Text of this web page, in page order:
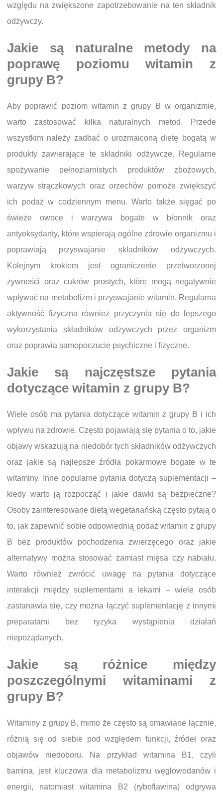
względu na zwiększone zapotrzebowanie na ten składnik
odżywczy.
Jakie są naturalne metody na
poprawę poziomu witamin z
grupy B?
Aby poprawić poziom witamin z grupy B w organizmie,
warto zastosować kilka naturalnych metod. Przede
wszystkim należy zadbać o urozmaiconą dietę bogatą w
produkty zawierające te składniki odżywcze. Regularne
spożywanie pełnoziarnistych produktów zbożowych,
warzyw strączkowych oraz orzechów pomoże zwiększyć
ich podaż w codziennym menu. Warto także sięgać po
świeże owoce i warzywa bogate w błonnik oraz
antyoksydanty, które wspierają ogólne zdrowie organizmu i
poprawiają przyswajanie składników odżywczych.
Kolejnym krokiem jest ograniczenie przetworzonej
żywności oraz cukrów prostych, które mogą negatywnie
wpływać na metabolizm i przyswajanie witamin. Regularna
aktywność fizyczna również przyczynia się do lepszego
wykorzystania składników odżywczych przez organizm
oraz poprawia samopoczucie psychiczne i fizyczne.
Jakie są najczęstsze pytania
dotyczące witamin z grupy B?
Wiele osób ma pytania dotyczące witamin z grupy B i ich
wpływu na zdrowie. Często pojawiają się pytania o to, jakie
objawy wskazują na niedobór tych składników odżywczych
oraz jakie są najlepsze źródła pokarmowe bogate w te
witaminy. Inne popularne pytania dotyczą suplementacji –
kiedy warto ją rozpocząć i jakie dawki są bezpieczne?
Osoby zainteresowane dietą wegetariańską często pytają o
to, jak zapewnić sobie odpowiednią podaż witamin z grupy
B bez produktów pochodzenia zwierzęcego oraz jakie
alternatywy można stosować zamiast mięsa czy nabiału.
Warto również zwrócić uwagę na pytania dotyczące
interakcji między suplementami a lekami – wiele osób
zastanawia się, czy można łączyć suplementację z innymi
preparatami bez ryzyka wystąpienia działań
niepożądanych.
Jakie są różnice między
poszczególnymi witaminami z
grupy B?
Witaminy z grupy B, mimo że często są omawiane łącznie,
różnią się od siebie pod względem funkcji, źródeł oraz
objawów niedoboru. Na przykład witamina B1, czyli
tiamina, jest kluczowa dla metabolizmu węglowodanów i
energii, natomiast witamina B2 (ryboflawina) odgrywa